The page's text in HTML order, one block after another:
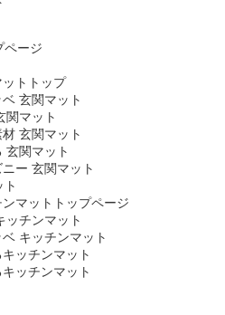
ページ
トトップ
玄関マット
関マット
玄関マット
玄関マット
ー 玄関マット
ト
ンマットトップページ
ッチンマット
キッチンマット
ッチンマット
ッチンマット